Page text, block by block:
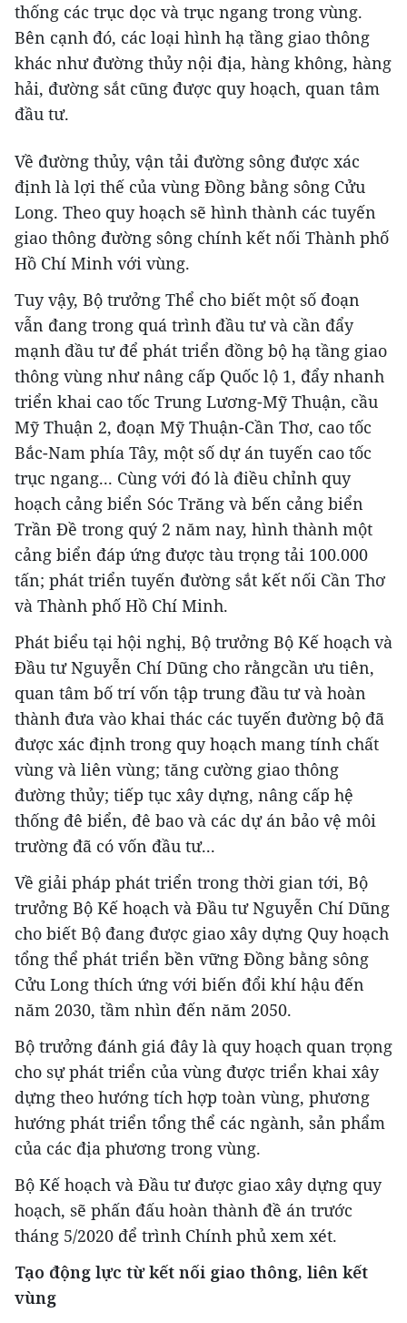
thống các trục dọc và trục ngang trong vùng.
Bên cạnh đó, các loại hình hạ tầng giao thông
khác như đường thủy nội địa, hàng không, hàng
hải, đường sắt cũng được quy hoạch, quan tâm
đầu tư.
Về đường thủy, vận tải đường sông được xác
định là lợi thế của vùng Đồng bằng sông Cửu
Long. Theo quy hoạch sẽ hình thành các tuyến
giao thông đường sông chính kết nối Thành phố
Hồ Chí Minh với vùng.
Tuy vậy, Bộ trưởng Thể cho biết một số đoạn
vẫn đang trong quá trình đầu tư và cần đẩy
mạnh đầu tư để phát triển đồng bộ hạ tầng giao
thông vùng như nâng cấp Quốc lộ 1, đẩy nhanh
triển khai cao tốc Trung Lương-Mỹ Thuận, cầu
Mỹ Thuận 2, đoạn Mỹ Thuận-Cần Thơ, cao tốc
Bắc-Nam phía Tây, một số dự án tuyến cao tốc
trục ngang... Cùng với đó là điều chỉnh quy
hoạch cảng biển Sóc Trăng và bến cảng biển
Trần Đề trong quý 2 năm nay, hình thành một
cảng biển đáp ứng được tàu trọng tải 100.000
tấn; phát triển tuyến đường sắt kết nối Cần Thơ
và Thành phố Hồ Chí Minh.
Phát biểu tại hội nghị, Bộ trưởng Bộ Kế hoạch và
Đầu tư Nguyễn Chí Dũng cho rằngcần ưu tiên,
quan tâm bố trí vốn tập trung đầu tư và hoàn
thành đưa vào khai thác các tuyến đường bộ đã
được xác định trong quy hoạch mang tính chất
vùng và liên vùng; tăng cường giao thông
đường thủy; tiếp tục xây dựng, nâng cấp hệ
thống đê biển, đê bao và các dự án bảo vệ môi
trường đã có vốn đầu tư...
Về giải pháp phát triển trong thời gian tới, Bộ
trưởng Bộ Kế hoạch và Đầu tư Nguyễn Chí Dũng
cho biết Bộ đang được giao xây dựng Quy hoạch
tổng thể phát triển bền vững Đồng bằng sông
Cửu Long thích ứng với biến đổi khí hậu đến
năm 2030, tầm nhìn đến năm 2050.
Bộ trưởng đánh giá đây là quy hoạch quan trọng
cho sự phát triển của vùng được triển khai xây
dựng theo hướng tích hợp toàn vùng, phương
hướng phát triển tổng thể các ngành, sản phẩm
của các địa phương trong vùng.
Bộ Kế hoạch và Đầu tư được giao xây dựng quy
hoạch, sẽ phấn đấu hoàn thành đề án trước
tháng 5/2020 để trình Chính phủ xem xét.
Tạo động lực từ kết nối giao thông, liên kết
vùng